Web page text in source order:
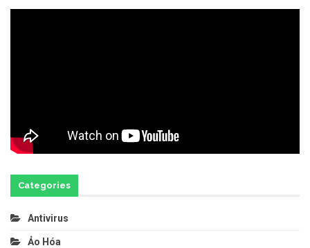
Categories
Antivirus
Ảo Hóa